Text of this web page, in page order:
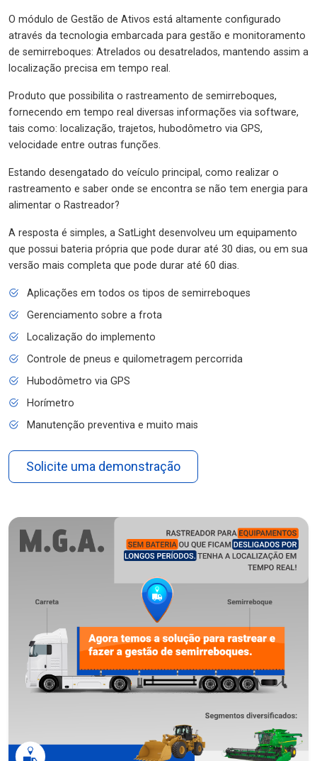
O módulo de Gestão de Ativos está altamente configurado
através da tecnologia embarcada para gestão e monitoramento
de semirreboques: Atrelados ou desatrelados, mantendo assim a
localização precisa em tempo real.
Produto que possibilita o rastreamento de semirreboques,
fornecendo em tempo real diversas informações via software,
tais como: localização, trajetos, hubodômetro via GPS,
velocidade entre outras funções.
Estando desengatado do veículo principal, como realizar o
rastreamento e saber onde se encontra se não tem energia para
alimentar o Rastreador?
A resposta é simples, a SatLight desenvolveu um equipamento
que possui bateria própria que pode durar até 30 dias, ou em sua
versão mais completa que pode durar até 60 dias.
Aplicações em todos os tipos de semirreboques
Gerenciamento sobre a frota
Localização do implemento
Controle de pneus e quilometragem percorrida
Hubodômetro via GPS
Horímetro
Manutenção preventiva e muito mais
Solicite uma demonstração